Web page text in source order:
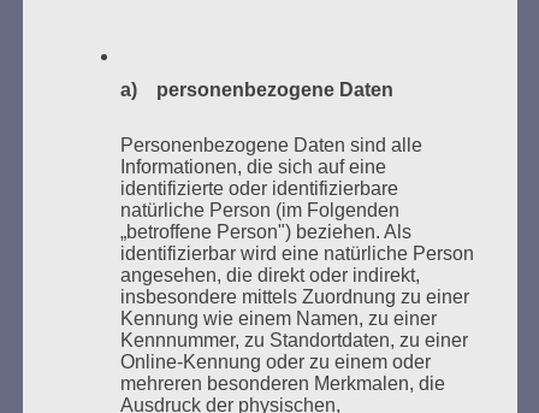
Zum 26. Mal gibt es eine Marathonlesung anlässlich
des Gedenkens an die Verbrennung von Büchern am
Studentenorganisationen und Burschenschaftler
Bücher verbrannten.
Weitere Informationen:lesezeichen-setzen.de
GEDENKEN UND ERINNERN BEGINNT IN
UNSERER NACHBARSCHAFT
a) personenbezogene Daten
Personenbezogene Daten sind alle
Informationen, die sich auf eine
identifizierte oder identifizierbare
natürliche Person (im Folgenden
„betroffene Person") beziehen. Als
identifizierbar wird eine natürliche Person
angesehen, die direkt oder indirekt,
insbesondere mittels Zuordnung zu einer
Kennung wie einem Namen, zu einer
Kennnummer, zu Standortdaten, zu einer
Online-Kennung oder zu einem oder
mehreren besonderen Merkmalen, die
Ausdruck der physischen,